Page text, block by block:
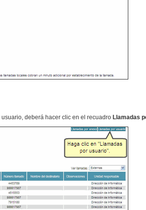
deberá hacer clic en el recuadro Llamadas